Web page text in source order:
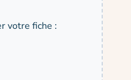
votre fiche :